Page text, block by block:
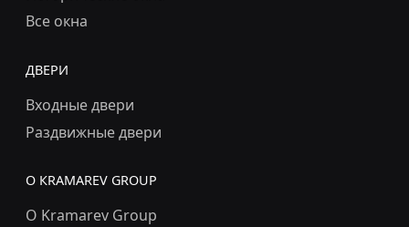
Все окна
ДВЕРИ
Входные двери
Раздвижные двери
О КRAMAREV GROUP
О Kramarev Group